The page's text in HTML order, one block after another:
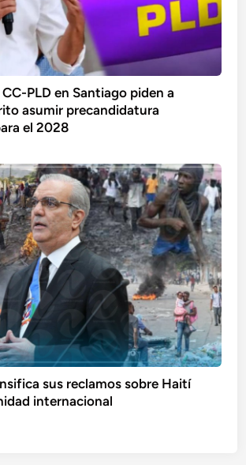
PLD en Santiago piden a
asumir precandidatura
el 2028
sus reclamos sobre Haití
internacional